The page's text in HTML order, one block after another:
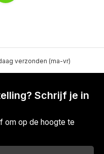
verzonden (ma-vr)
Schrijf je in
om op de hoogte te